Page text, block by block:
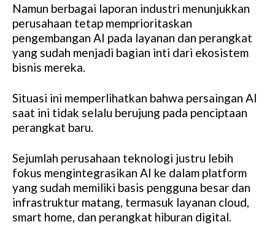
Namun berbagai laporan industri menunjukkan
perusahaan tetap memprioritaskan
pengembangan AI pada layanan dan perangkat
yang sudah menjadi bagian inti dari ekosistem
bisnis mereka.
Situasi ini memperlihatkan bahwa persaingan AI
saat ini tidak selalu berujung pada penciptaan
perangkat baru.
Sejumlah perusahaan teknologi justru lebih
fokus mengintegrasikan AI ke dalam platform
yang sudah memiliki basis pengguna besar dan
infrastruktur matang, termasuk layanan cloud,
smart home, dan perangkat hiburan digital.